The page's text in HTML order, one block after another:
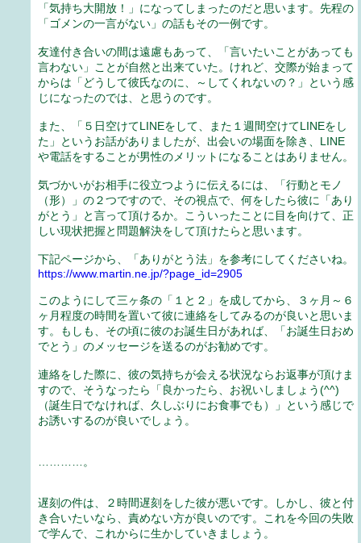
「気持ち大開放！」になってしまったのだと思います。先程の
「ゴメンの一言がない」の話もその一例です。
友達付き合いの間は遠慮もあって、「言いたいことがあっても
言わない」ことが自然と出来ていた。けれど、交際が始まって
からは「どうして彼氏なのに、～してくれないの？」という感
じになったのでは、と思うのです。
また、「５日空けてLINEをして、また１週間空けてLINEをし
た」というお話がありましたが、出会いの場面を除き、LINE
や電話をすることが男性のメリットになることはありません。
気づかいがお相手に役立つように伝えるには、「行動とモノ
（形）」の２つですので、その視点で、何をしたら彼に「あり
がとう」と言って頂けるか。こういったことに目を向けて、正
しい現状把握と問題解決をして頂けたらと思います。
下記ページから、「ありがとう法」を参考にしてくださいね。
https://www.martin.ne.jp/?page_id=2905
このようにして三ヶ条の「１と２」を成してから、３ヶ月～６
ヶ月程度の時間を置いて彼に連絡をしてみるのが良いと思いま
す。もしも、その頃に彼のお誕生日があれば、「お誕生日おめ
でとう」のメッセージを送るのがお勧めです。
連絡をした際に、彼の気持ちが会える状況ならお返事が頂けま
すので、そうなったら「良かったら、お祝いしましょう(^^)
（誕生日でなければ、久しぶりにお食事でも）」という感じで
お誘いするのが良いでしょう。
…………。
遅刻の件は、２時間遅刻をした彼が悪いです。しかし、彼と付
き合いたいなら、責めない方が良いのです。これを今回の失敗
で学んで、これからに生かしていきましょう。